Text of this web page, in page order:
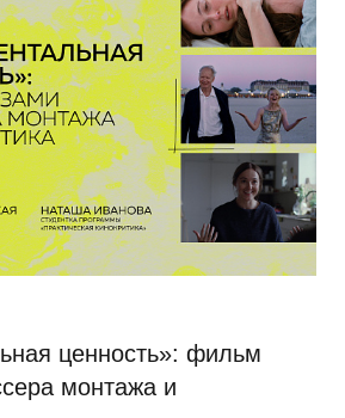
ценность»: фильм
монтажа и